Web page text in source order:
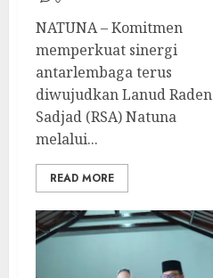
NATUNA – Komitmen
memperkuat sinergi
antarlembaga terus
diwujudkan Lanud Raden
Sadjad (RSA) Natuna
melalui...
READ MORE